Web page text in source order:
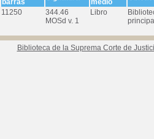
barras
medio
11250
344.46
MOSd v. 1
Libro
principal
Biblioteca de la Suprema Corte de